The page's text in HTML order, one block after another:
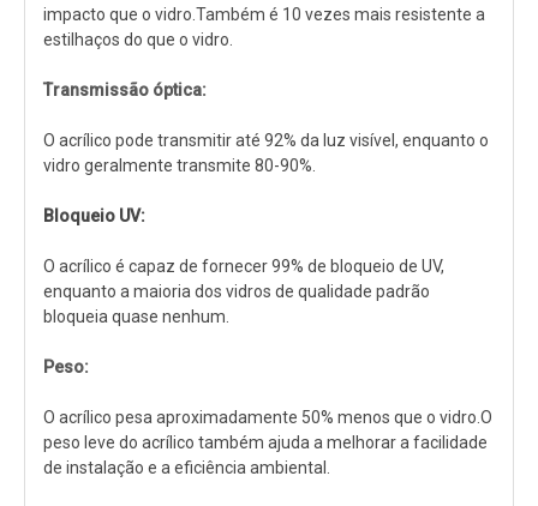
impacto que o vidro.Também é 10 vezes mais resistente a
estilhaços do que o vidro.
Transmissão óptica:
O acrílico pode transmitir até 92% da luz visível, enquanto o
vidro geralmente transmite 80-90%.
Bloqueio UV:
O acrílico é capaz de fornecer 99% de bloqueio de UV,
enquanto a maioria dos vidros de qualidade padrão
bloqueia quase nenhum.
Peso:
O acrílico pesa aproximadamente 50% menos que o vidro.O
peso leve do acrílico também ajuda a melhorar a facilidade
de instalação e a eficiência ambiental.